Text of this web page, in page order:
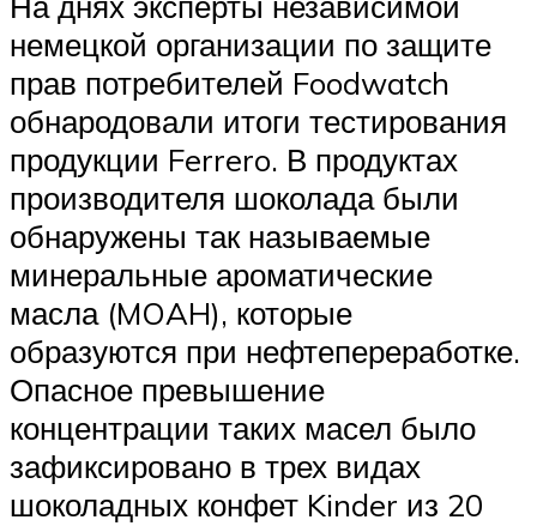
немецкой организации по защите
прав потребителей Foodwatch
обнародовали итоги тестирования
продукции Ferrero. В продуктах
производителя шоколада были
обнаружены так называемые
минеральные ароматические
масла (MOAH), которые
образуются при нефтепереработке.
Опасное превышение
концентрации таких масел было
зафиксировано в трех видах
шоколадных конфет Kinder из 20